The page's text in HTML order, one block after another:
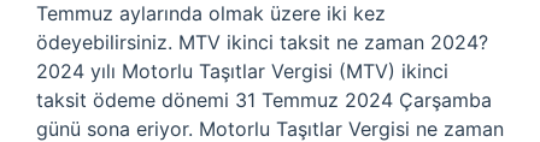
Temmuz aylarında olmak üzere iki kez
ödeyebilirsiniz. MTV ikinci taksit ne zaman 2024?
2024 yılı Motorlu Taşıtlar Vergisi (MTV) ikinci
taksit ödeme dönemi 31 Temmuz 2024 Çarşamba
günü sona eriyor. Motorlu Taşıtlar Vergisi ne zaman